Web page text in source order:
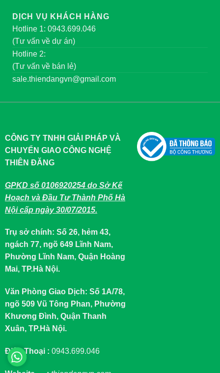
DỊCH VỤ KHÁCH HÀNG
Hotline 1: 0943.699.046
(Tư vấn về dự án)
Hotline 2:
(Tư vấn về bán lẻ)
sale.thiendangvn@gmail.com
CÔNG TY TNHH GIẢI PHÁP VÀ
CHUYỂN GIAO CÔNG NGHỆ
THIÊN ĐĂNG
GPKD số 0106920254 do Sở Kế
Hoạch và Đầu Tư Thành Phố Hà
Nội cấp ngày 30/07/2015.
Trụ sở chính: Số 26, hẻm 43,
ngách 77, ngõ 649 Lĩnh Nam,
Phường Lĩnh Nam, Quận Hoàng
Mai, TP.Hà Nội.
Văn Phòng Giao Dịch: Số 1A/78,
ngõ 509 Vũ Tông Phan, Phường
Khương Đình, Quận Thanh
Xuân, TP.Hà Nội.
Điện Thoại : 0943.699.046